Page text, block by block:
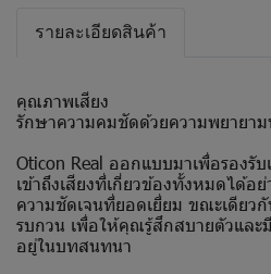
รายละเอียดสินค้า
คุณภาพเสียง
รักษาความคมชัดด้วยความพยายา
Oticon Real ออกแบบมาเพื่อรองรั
เข้าถึงเสียงที่เกี่ยวข้องทั้งหมดได้อ
ความชัดเจนที่ยอดเยี่ยม ขณะเดียว
รบกวน เพื่อให้คุณรู้สึกสบายตัวและ
อยู่ในบทสนทนา